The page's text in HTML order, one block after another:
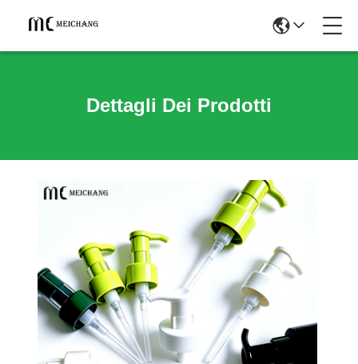
Dettagli Dei Prodotti